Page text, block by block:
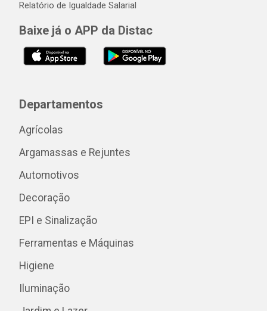
Relatório de Igualdade Salarial
Baixe já o APP da Distac
Departamentos
Agrícolas
Argamassas e Rejuntes
Automotivos
Decoração
EPI e Sinalização
Ferramentas e Máquinas
Higiene
Iluminação